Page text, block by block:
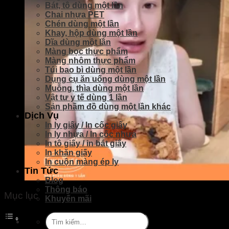
Bát, tô dùng một lần
Chai nhựa PET
Chén dùng một lần
Khay, hộp dùng một lần
Dĩa dùng một lần
Màng bọc thực phẩm
Màng nhôm thực phẩm
Túi bao bì dùng một lần
Dụng cụ ăn uống dùng một lần
Muỗng, thìa dùng một lần
Vật tư y tế dùng 1 lần
Sản phầm đồ dùng một lần khác
Dịch Vụ
In ly giấy / In cốc giấy
In ly nhựa / In cốc nhựa
In tô giấy / in bát giấy
In khăn giấy
In cuộn màng ép ly
Tin Tức
Blog
Thông báo
Khuyến mãi
Tìm
kiếm:
Mục lục